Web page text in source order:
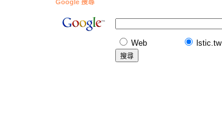
Google 搜尋
Web lstic.tw